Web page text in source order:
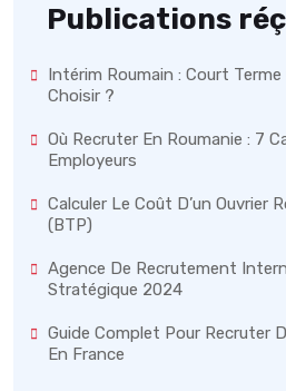
Publications
Intérim Roumain : Court Terme
Choisir ?
Où Recruter En Roumanie : 7
Employeurs
Calculer Le Coût D’un Ouvrier
(BTP)
Agence De Recrutement
Stratégique 2024
Guide Complet Pour Recruter
En France